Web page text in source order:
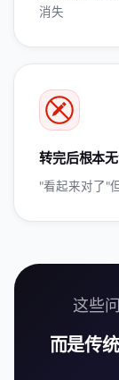
消失
转完后根本
"看起来对了"
这些
而是传